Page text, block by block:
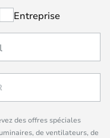
Entreprise
des offres spéciales
de ventilateurs, de